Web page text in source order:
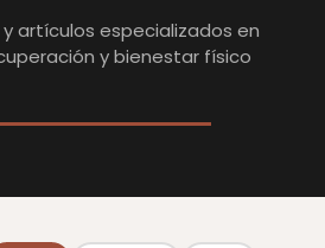
artículos especializados en
y bienestar físico